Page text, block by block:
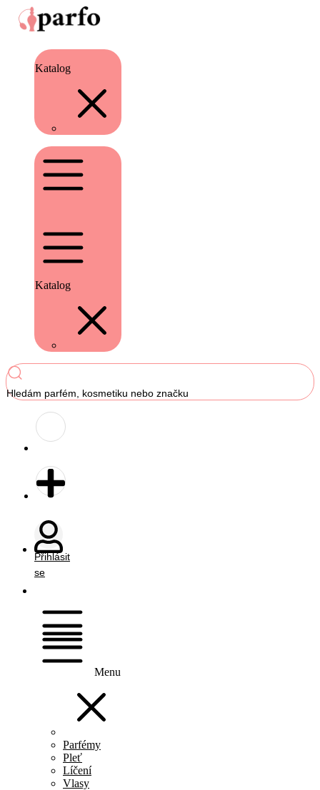
Katalog
Katalog
Hledám parfém, kosmetiku nebo značku
Přihlásit
se
Menu
Parfémy
Pleť
Líčení
Vlasy